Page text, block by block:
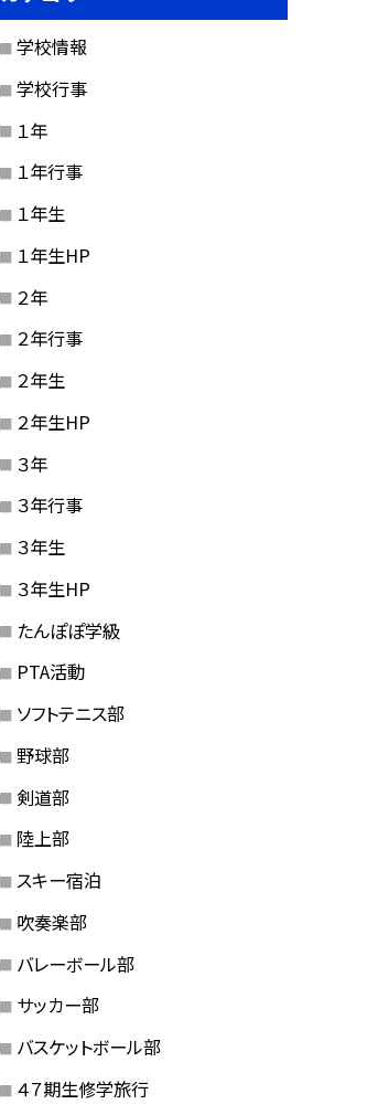
学校情報
学校行事
１年
１年行事
１年生
１年生HP
２年
２年行事
２年生
２年生HP
３年
３年行事
３年生
３年生HP
たんぽぽ学級
PTA活動
ソフトテニス部
野球部
剣道部
陸上部
スキー宿泊
吹奏楽部
バレーボール部
サッカー部
バスケットボール部
４７期生修学旅行